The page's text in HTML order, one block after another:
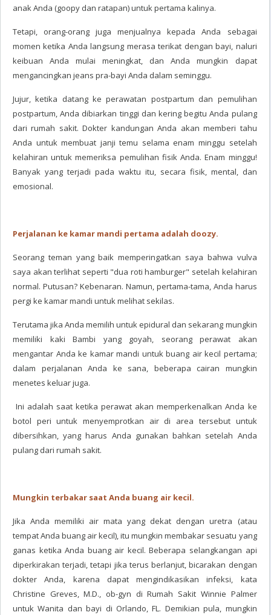
anak Anda (goopy dan ratapan) untuk pertama kalinya.
Tetapi, orang-orang juga menjualnya kepada Anda sebagai
momen ketika Anda langsung merasa terikat dengan bayi, naluri
keibuan Anda mulai meningkat, dan Anda mungkin dapat
mengancingkan jeans pra-bayi Anda dalam seminggu.
Jujur, ketika datang ke perawatan postpartum dan pemulihan
postpartum, Anda dibiarkan tinggi dan kering begitu Anda pulang
dari rumah sakit. Dokter kandungan Anda akan memberi tahu
Anda untuk membuat janji temu selama enam minggu setelah
kelahiran untuk memeriksa pemulihan fisik Anda. Enam minggu!
Banyak yang terjadi pada waktu itu, secara fisik, mental, dan
emosional.
Perjalanan ke kamar mandi pertama adalah doozy.
Seorang teman yang baik memperingatkan saya bahwa vulva
saya akan terlihat seperti "dua roti hamburger" setelah kelahiran
normal. Putusan? Kebenaran. Namun, pertama-tama, Anda harus
pergi ke kamar mandi untuk melihat sekilas.
Terutama jika Anda memilih untuk epidural dan sekarang mungkin
memiliki kaki Bambi yang goyah, seorang perawat akan
mengantar Anda ke kamar mandi untuk buang air kecil pertama;
dalam perjalanan Anda ke sana, beberapa cairan mungkin
menetes keluar juga.
Ini adalah saat ketika perawat akan memperkenalkan Anda ke
botol peri untuk menyemprotkan air di area tersebut untuk
dibersihkan, yang harus Anda gunakan bahkan setelah Anda
pulang dari rumah sakit.
Mungkin terbakar saat Anda buang air kecil.
Jika Anda memiliki air mata yang dekat dengan uretra (atau
tempat Anda buang air kecil), itu mungkin membakar sesuatu yang
ganas ketika Anda buang air kecil. Beberapa selangkangan api
diperkirakan terjadi, tetapi jika terus berlanjut, bicarakan dengan
dokter Anda, karena dapat mengindikasikan infeksi, kata
Christine Greves, M.D., ob-gyn di Rumah Sakit Winnie Palmer
untuk Wanita dan bayi di Orlando, FL. Demikian pula, mungkin